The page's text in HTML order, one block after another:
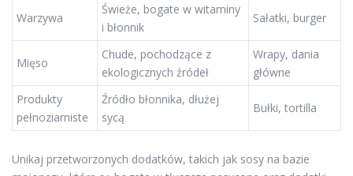
Warzywa
Świeże, bogate w witaminy
i błonnik
Sałatki, burger
Mięso
Chude, pochodzące z
ekologicznych źródeł
Wrapy, dania
główne
Produkty
pełnoziarniste
Źródło błonnika, dłużej
sycą
Bułki, tortilla
Unikaj przetworzonych dodatków, takich jak sosy na bazie